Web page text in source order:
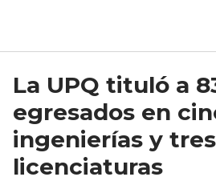
La UPQ tituló a
egresados en
ingenierías y tres
licenciaturas